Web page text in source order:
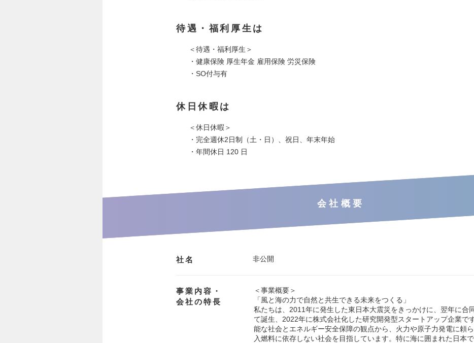
待遇・福利厚生は
＜待遇・福利厚生＞
・健康保険 厚生年金 雇用保険 労災保険
・SO付与有
休日休暇は
＜休日休暇＞
・完全週休2日制（土・日）、祝日、年末年始
・年間休日 120 日
会社概要
社名 非公開
事業内容・
会社の特長
＜事業概要＞
「風と海の力で自然と共生できる未来をつくる」
私たちは、2011年に発生した東日本大震災をきっかけに、翌年に合
て誕生、2022年に株式会社化した研究開発型スタートアップ企業で
能な社会とエネルギー安全保障の観点から、火力や原子力発電に頼
入燃料に依存しない社会を目指しています。特に海に囲まれた日本